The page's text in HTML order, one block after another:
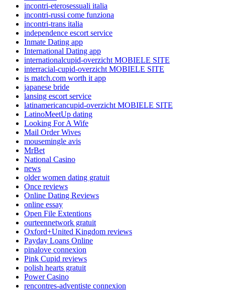
incontri-eterosessuali italia
incontri-russi come funziona
incontri-trans italia
independence escort service
Inmate Dating app
International Dating app
internationalcupid-overzicht MOBIELE SITE
interracial-cupid-overzicht MOBIELE SITE
is match.com worth it app
japanese bride
lansing escort service
latinamericancupid-overzicht MOBIELE SITE
LatinoMeetUp dating
Looking For A Wife
Mail Order Wives
mousemingle avis
MrBet
National Casino
news
older women dating gratuit
Once reviews
Online Dating Reviews
online essay
Open File Extentions
ourteennetwork gratuit
Oxford+United Kingdom reviews
Payday Loans Online
pinalove connexion
Pink Cupid reviews
polish hearts gratuit
Power Casino
rencontres-adventiste connexion